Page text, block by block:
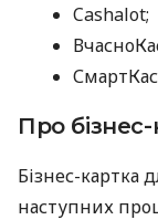
Cashalot;
Про
Бізнес-картка
наступних